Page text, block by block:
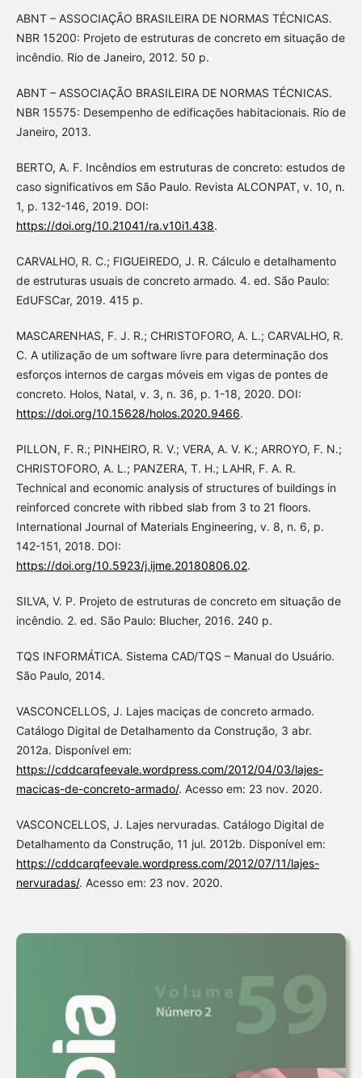
ABNT – ASSOCIAÇÃO BRASILEIRA DE NORMAS TÉCNICAS.
NBR 15200: Projeto de estruturas de concreto em situação de
incêndio. Rio de Janeiro, 2012. 50 p.
ABNT – ASSOCIAÇÃO BRASILEIRA DE NORMAS TÉCNICAS.
NBR 15575: Desempenho de edificações habitacionais. Rio de
Janeiro, 2013.
BERTO, A. F. Incêndios em estruturas de concreto: estudos de
caso significativos em São Paulo. Revista ALCONPAT, v. 10, n.
1, p. 132-146, 2019. DOI:
https://doi.org/10.21041/ra.v10i1.438.
CARVALHO, R. C.; FIGUEIREDO, J. R. Cálculo e detalhamento
de estruturas usuais de concreto armado. 4. ed. São Paulo:
EdUFSCar, 2019. 415 p.
MASCARENHAS, F. J. R.; CHRISTOFORO, A. L.; CARVALHO, R.
C. A utilização de um software livre para determinação dos
esforços internos de cargas móveis em vigas de pontes de
concreto. Holos, Natal, v. 3, n. 36, p. 1-18, 2020. DOI:
https://doi.org/10.15628/holos.2020.9466.
PILLON, F. R.; PINHEIRO, R. V.; VERA, A. V. K.; ARROYO, F. N.;
CHRISTOFORO, A. L.; PANZERA, T. H.; LAHR, F. A. R.
Technical and economic analysis of structures of buildings in
reinforced concrete with ribbed slab from 3 to 21 floors.
International Journal of Materials Engineering, v. 8, n. 6, p.
142-151, 2018. DOI:
https://doi.org/10.5923/j.ijme.20180806.02.
SILVA, V. P. Projeto de estruturas de concreto em situação de
incêndio. 2. ed. São Paulo: Blucher, 2016. 240 p.
TQS INFORMÁTICA. Sistema CAD/TQS – Manual do Usuário.
São Paulo, 2014.
VASCONCELLOS, J. Lajes maciças de concreto armado.
Catálogo Digital de Detalhamento da Construção, 3 abr.
2012a. Disponível em:
https://cddcarqfeevale.wordpress.com/2012/04/03/lajes-
macicas-de-concreto-armado/. Acesso em: 23 nov. 2020.
VASCONCELLOS, J. Lajes nervuradas. Catálogo Digital de
Detalhamento da Construção, 11 jul. 2012b. Disponível em:
https://cddcarqfeevale.wordpress.com/2012/07/11/lajes-
nervuradas/. Acesso em: 23 nov. 2020.